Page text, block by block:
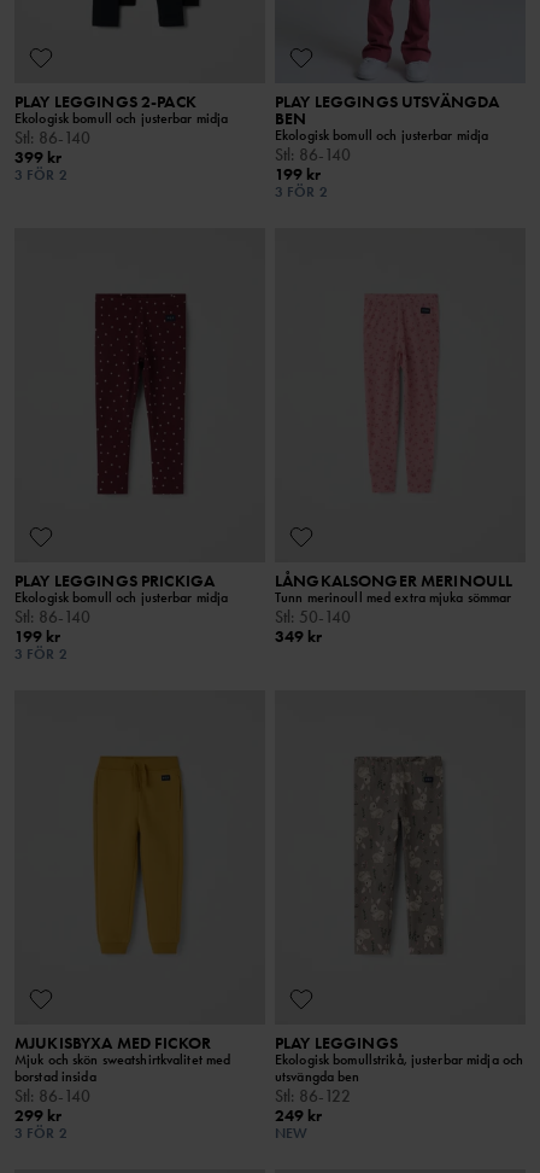
PLAY LEGGINGS 2-PACK
Ekologisk bomull och justerbar midja
Stl: 86-140
399 kr
3 FÖR 2
PLAY LEGGINGS UTSVÄNGDA
BEN
Ekologisk bomull och justerbar midja
Stl: 86-140
199 kr
3 FÖR 2
PLAY LEGGINGS PRICKIGA
Ekologisk bomull och justerbar midja
Stl: 86-140
199 kr
3 FÖR 2
LÅNGKALSONGER MERINOULL
Tunn merinoull med extra mjuka sömmar
Stl: 50-140
349 kr
MJUKISBYXA MED FICKOR
Mjuk och skön sweatshirtkvalitet med
borstad insida
Stl : 86-140
299 kr
3 FÖR 2
PLAY LEGGINGS
Ekologisk bomullstrikå, justerbar midja och
utsvängda ben
Stl : 86-122
249 kr
NEW